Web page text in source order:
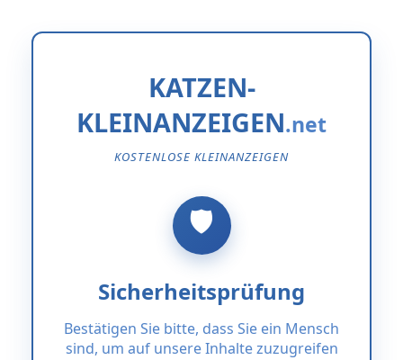
KATZEN-
KLEINANZEIGEN
KOSTENLOSE KLEINANZEIGEN
Sicherheitsprüfung
Bestätigen Sie bitte, dass Sie ein Mensch
sind, um auf unsere Inhalte zuzugreifen